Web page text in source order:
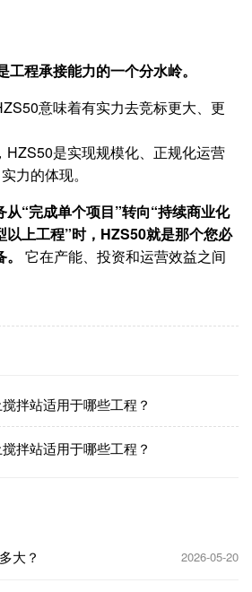
程承接能力的一个分水岭。​
意味着有实力去竞标更大、更
，HZS50是实现规模化、正规化运营
力的体现。
“完成单个项目”转向“持续商业化
以上工程”时，HZS50就是那个您必
​ 它在产能、投资和运营效益之间
拌站适用于哪些工程？
拌站适用于哪些工程？
大？ 2026-05-20